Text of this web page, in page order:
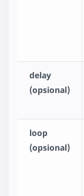
delay
(opsional)
loop
(opsional)